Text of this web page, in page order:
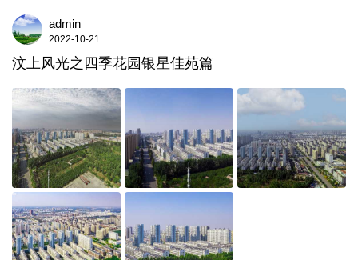
admin
2022-10-21
汶上风光之四季花园银星佳苑篇